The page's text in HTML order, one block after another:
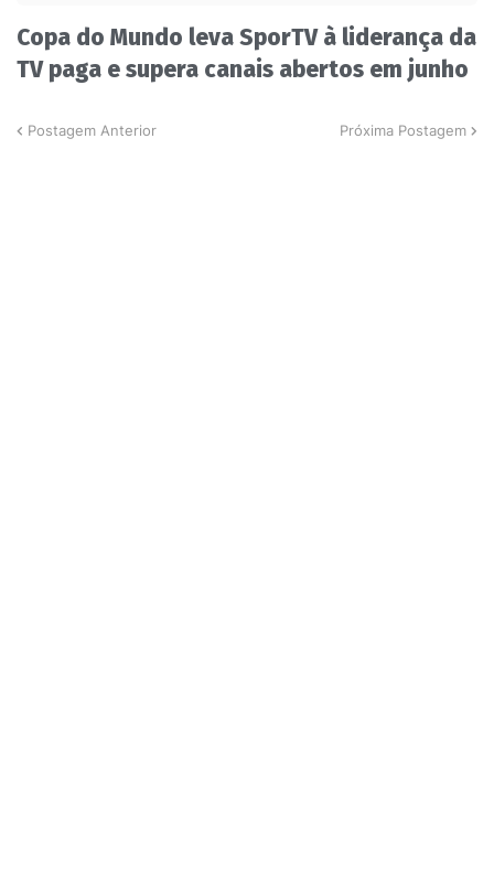
Copa do Mundo leva SporTV à liderança da
TV paga e supera canais abertos em junho
Postagem Anterior Próxima Postagem